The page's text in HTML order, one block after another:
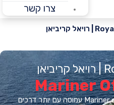
צרו קשר
האנייה המשודרגת Mariner of the Seas עמוסה עם יותר דרכים